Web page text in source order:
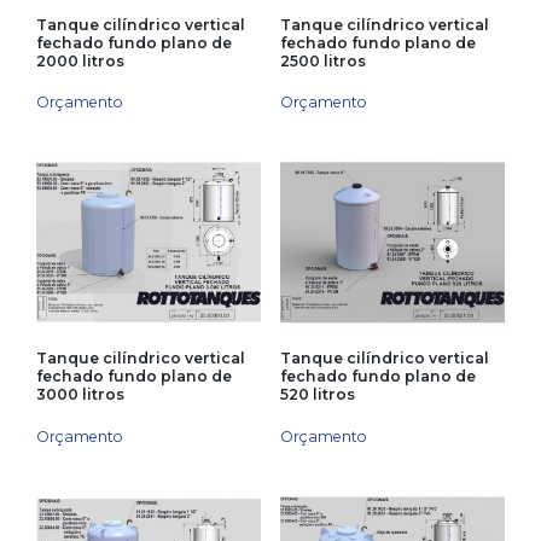
Tanque cilíndrico vertical
fechado fundo plano de
2000 litros
Orçamento
Tanque cilíndrico vertical
fechado fundo plano de
2500 litros
Orçamento
Tanque cilíndrico vertical
fechado fundo plano de
3000 litros
Orçamento
Tanque cilíndrico vertical
fechado fundo plano de
520 litros
Orçamento